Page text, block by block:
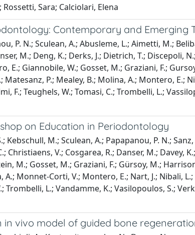
Sara; Calciolari, Elena
Contemporary and Emerging
P. N.; Sculean, A.; Abusleme, L.; Aimetti, M.;
M.; Deng, K.; Derks, J.; Dietrich, T.; Discepoli,
E.; Giannobile, W.; Gosset, M.; Graziani, F.;
Matesanz, P.; Mealey, B.; Molina, A.; Montero, E.;
F.; Teughels, W.; Tomasi, C.; Trombelli, L.;
on Education in Periodontology
M.; Sculean, A.; Papapanou, P. N.;
V.; Cosgarea, R.; Danser, M.; Davey,
M.; Gosset, M.; Graziani, F.; Gürsoy, M.;
Monnet-Corti, V.; Montero, E.; Nart, J.; Nibali,
L.; Vandamme, K.; Vasilopoulos, S.;
vivo model of guided bone